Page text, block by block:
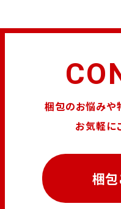
梱包のお悩みや
お気軽に
梱